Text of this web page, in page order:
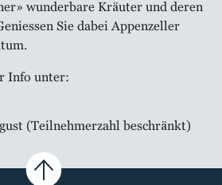
wunderbare Kräuter und deren
Sie dabei Appenzeller
Info unter:
(Teilnehmerzahl beschränkt)